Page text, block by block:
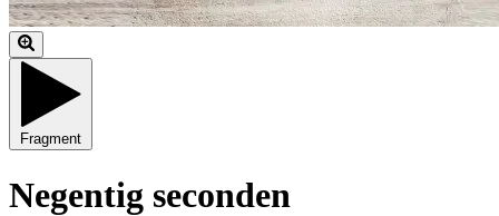
Fragment
Negentig seconden